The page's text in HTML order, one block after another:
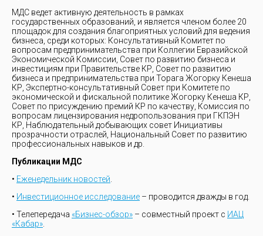
МДС ведет активную деятельность в рамках
государственных образований, и является членом более 20
площадок для создания благоприятных условий для ведения
бизнеса, среди которых: Консультативный Комитет по
вопросам предпринимательства при Коллегии Евразийской
Экономической Комиссии, Совет по развитию бизнеса и
инвестициям при Правительстве КР, Совет по развитию
бизнеса и предпринимательства при Торага Жогорку Кенеша
КР, Экспертно-консультативный Совет при Комитете по
экономической и фискальной политике Жогорку Кенеша КР,
Совет по присуждению премий КР по качеству, Комиссия по
вопросам лицензирования недропользования при ГКПЭН
КР, Наблюдательный добывающих совет Инициативы
прозрачности отраслей, Национальный Совет по развитию
профессиональных навыков и др.
Публикации МДС
• Еженедельник новостей
• Инвестиционное исследование – проводится дважды в год.
• Телепередача «Бизнес-обзор» – совместный проект с ИАЦ
«Кабар»